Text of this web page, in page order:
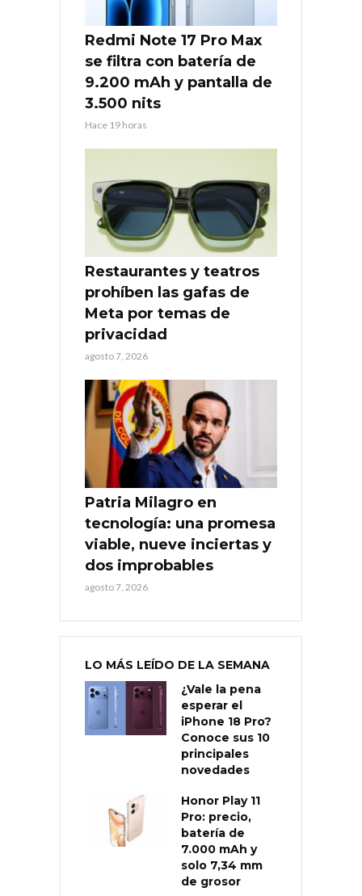
Redmi Note 17 Pro Max
se filtra con batería de
9.200 mAh y pantalla de
3.500 nits
Hace 19 horas
Restaurantes y teatros
prohíben las gafas de
Meta por temas de
privacidad
agosto 7, 2026
Patria Milagro en
tecnología: una promesa
viable, nueve inciertas y
dos improbables
agosto 7, 2026
LO MÁS LEÍDO DE LA SEMANA
¿Vale la pena
esperar el
iPhone 18 Pro?
Conoce sus 10
principales
novedades
Honor Play 11
Pro: precio,
batería de
7.000 mAh y
solo 7,34 mm
de grosor